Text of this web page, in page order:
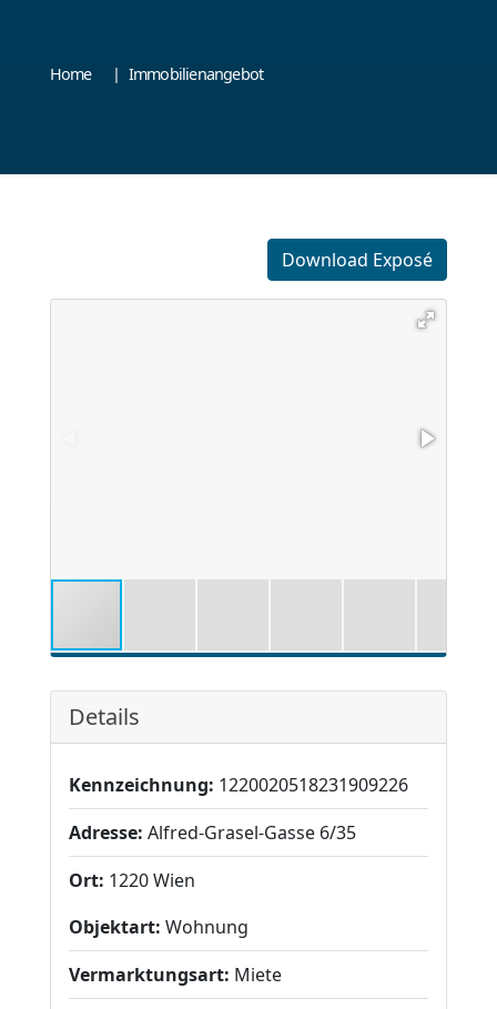
Home Immobilienangebot
Download Exposé
Details
Kennzeichnung: 1220020518231909226
Adresse: Alfred-Grasel-Gasse 6/35
Ort: 1220 Wien
Objektart: Wohnung
Vermarktungsart: Miete